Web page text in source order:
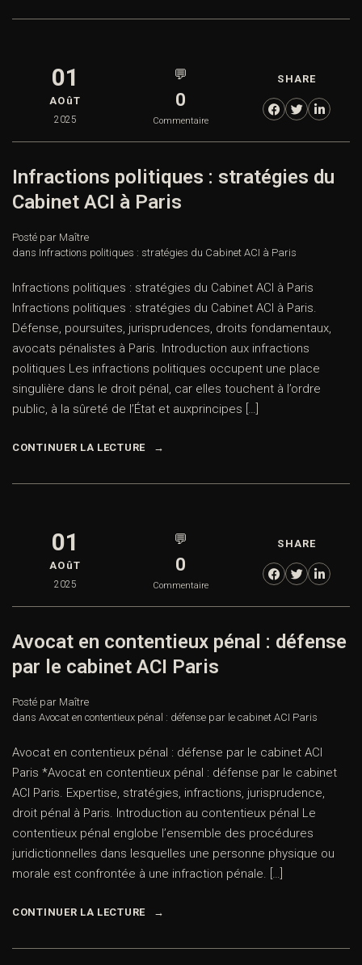
01
AOûT
2025
💬
0
Commentaire
SHARE
Infractions politiques : stratégies du
Cabinet ACI à Paris
Posté par Maître
dans Infractions politiques : stratégies du Cabinet ACI à Paris
Infractions politiques : stratégies du Cabinet ACI à Paris
Infractions politiques : stratégies du Cabinet ACI à Paris.
Défense, poursuites, jurisprudences, droits fondamentaux,
avocats pénalistes à Paris. Introduction aux infractions
politiques Les infractions politiques occupent une place
singulière dans le droit pénal, car elles touchent à l’ordre
public, à la sûreté de l’État et auxprincipes […]
CONTINUER LA LECTURE
01
AOûT
2025
💬
0
Commentaire
SHARE
Avocat en contentieux pénal : défense
par le cabinet ACI Paris
Posté par Maître
dans Avocat en contentieux pénal : défense par le cabinet ACI Paris
Avocat en contentieux pénal : défense par le cabinet ACI
Paris *Avocat en contentieux pénal : défense par le cabinet
ACI Paris. Expertise, stratégies, infractions, jurisprudence,
droit pénal à Paris. Introduction au contentieux pénal Le
contentieux pénal englobe l’ensemble des procédures
juridictionnelles dans lesquelles une personne physique ou
morale est confrontée à une infraction pénale. […]
CONTINUER LA LECTURE